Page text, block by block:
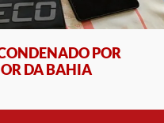
POR
DA BAHIA